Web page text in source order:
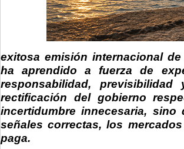
exitosa emisión internacional
ha aprendido a fuerza de
responsabilidad,
rectificación del gobierno
incertidumbre innecesaria,
señales correctas, los
paga.